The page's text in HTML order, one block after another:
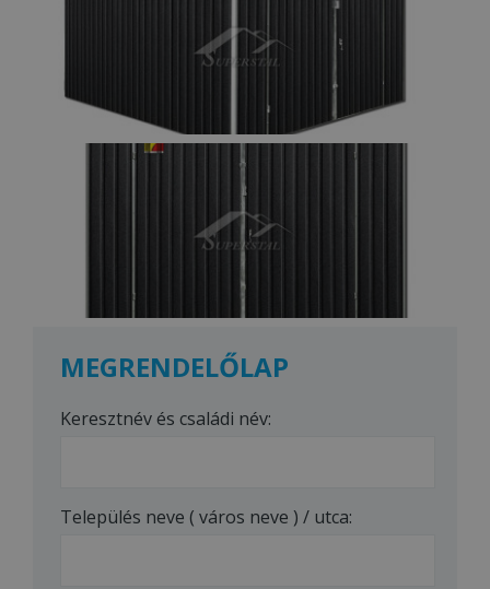
MEGRENDELŐLAP
Keresztnév és családi név:
Település neve ( város neve ) / utca:
Funkcionalitás
Besorolatlan